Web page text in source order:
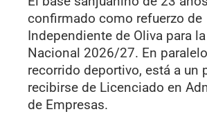
confirmado como refuerzo de
Independiente de Oliva para
Nacional 2026/27. En
recorrido deportivo, está a un
recibirse de Licenciado en
de Empresas.